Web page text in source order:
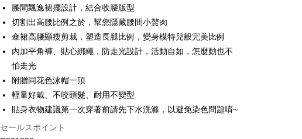
OP Pay Later
説明
【OP Pay Later 使用説明】
追加の申請なしで即時に利用可能です。
2. 支払い方法で「OP Pay Later」を選択すると、注文が成立した後に自
動的に OP Pay Later の取引プロセスに移行し、携帯番号を確認後、分割
払いの回数や支払い期限を選択し、支払いを確認すると取引が完了しま
す。
3. 実際の承認額、分割回数および費用については、後続の取引確認ペー
4. 注文成立後30分以内に確認取引を行わない場合や審査が通過しない場
AFTEE代金後払い
説明
一、 AFTEE代金後払いについて
1.お支払い方法でAFTEE代金後払いを選択すると、携帯電話認証ウィン
2.SMSで認証してお支払い手続を進めてください。
3.注文するときのお支払いは不要です。商品はご指定の住所に配送されま
4.ご注文が完了すると、携帯に支払い通知のSMSが届きます。アプリ会
Hami Point
説明
「Hami Point」為中華電信所提供之點數服務，可於會員專區綁定中華電
信會員帳號後，即可在購物車使用 Hami Point 折抵消費金額 (1點等於1
ATM払い
代金引換
腰間飄逸裙擺設計，結合收腰版型
切割出高腰比例之於，幫您隱藏腰間小贅肉
傘裙高腰顯瘦剪裁，塑造長腿比例，變身模特兒般完美比例
內加平角褲、貼心綁繩，防走光設計，活動自如，怎麼動也不
怕走光
附贈同花色泳帽一頂
輕量好戴、不咬頭髮、耐用不變型
貼身衣物建議第一次穿著前請先下水洗滌，以避免染色問題唷~
セールスポイント